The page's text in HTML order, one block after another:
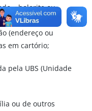
– holerite ou
As informações
(endereço ou
em cartório;
pela UBS (Unidade
ou de outros